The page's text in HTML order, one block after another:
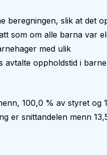
beregningen, slik at det
som om alle barna var
med ulik
avtalte oppholdstid i
100,0 % av styret og
er snittandelen menn